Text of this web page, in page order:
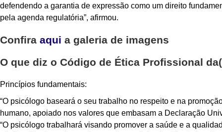
defendendo a garantia de expressão como um direito
pela agenda regulatória”, afirmou.
Confira aqui a galeria de imagens
O que diz o Código de Ética Profissional
Princípios fundamentais:
“O psicólogo baseará o seu trabalho no respeito e na
humano, apoiado nos valores que embasam a Declaração
“O psicólogo trabalhará visando promover a saúde e a